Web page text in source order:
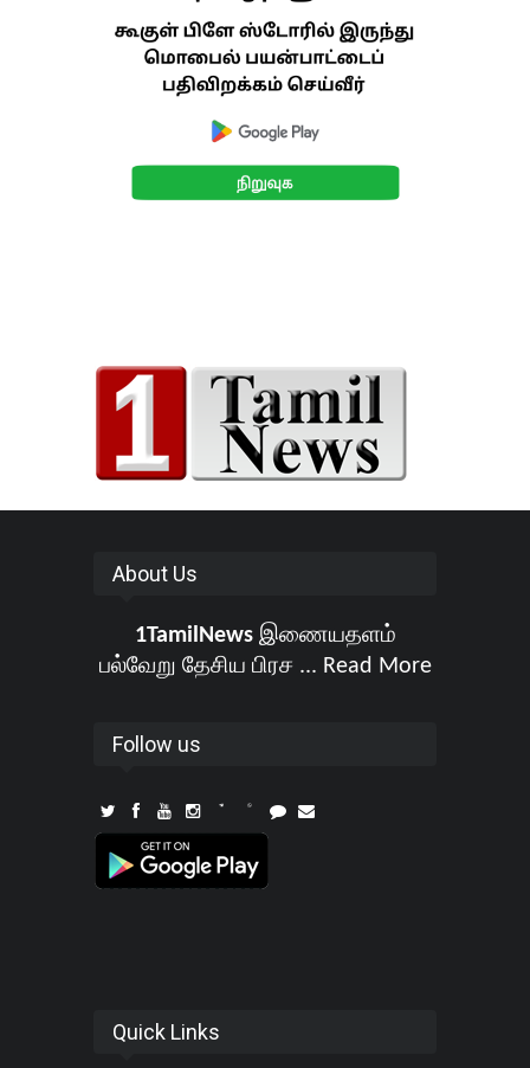
About Us
1TamilNewsஇணையதளம்
பல்வேறு தேசிய பிரச ... Read More
Follow us
Quick Links